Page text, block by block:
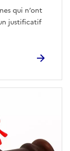
qui n’ont
justificatif